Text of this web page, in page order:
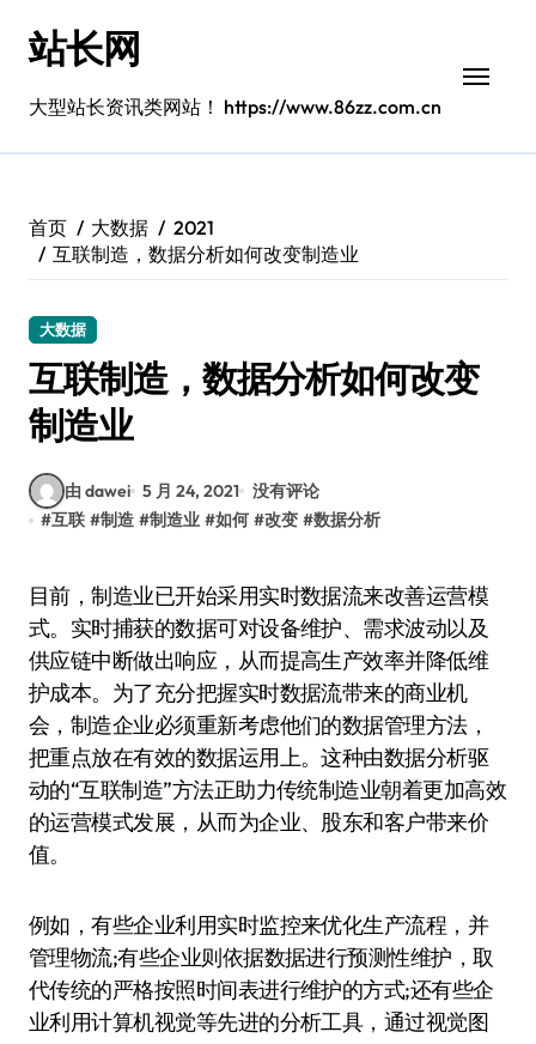
站长网
大型站长资讯类网站！ https://www.86zz.com.cn
首页 大数据
2021
互联制造，数据分析如何改变制造业
大数据
互联制造，数据分析如何改变
制造业
由 dawei 5 月 24, 2021 没有评论
#互联 #制造 #制造业 #如何 #改变 #数据分析
目前，制造业已开始采用实时数据流来改善运营模
式。实时捕获的数据可对设备维护、需求波动以及
供应链中断做出响应，从而提高生产效率并降低维
护成本。为了充分把握实时数据流带来的商业机
会，制造企业必须重新考虑他们的数据管理方法，
把重点放在有效的数据运用上。这种由数据分析驱
动的“互联制造”方法正助力传统制造业朝着更加高效
的运营模式发展，从而为企业、股东和客户带来价
值。
例如，有些企业利用实时监控来优化生产流程，并
管理物流;有些企业则依据数据进行预测性维护，取
代传统的严格按照时间表进行维护的方式;还有些企
业利用计算机视觉等先进的分析工具，通过视觉图